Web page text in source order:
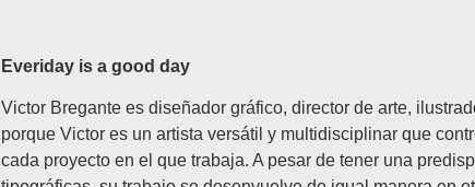
Everiday is a good day
Victor Bregante es diseñador gráfico, director de arte,
porque Victor es un artista versátil y multidisciplinar que
cada proyecto en el que trabaja. A pesar de tener una